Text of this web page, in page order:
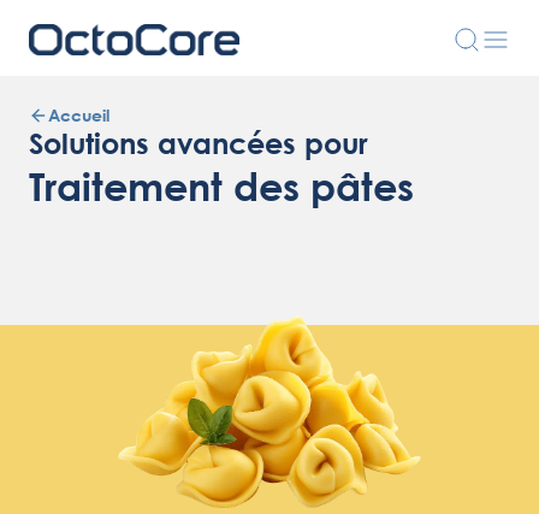
Accueil
Solutions avancées pour
Traitement des pâtes